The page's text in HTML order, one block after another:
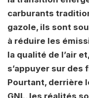
carburants
gazole, ils sont
à réduire les
la qualité de l’air
s’appuyer sur
Pourtant, derrière